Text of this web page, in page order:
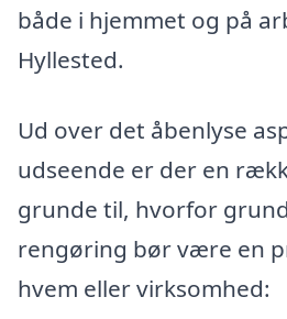
både i hjemmet og på
Hyllested.
Ud over det åbenlyse
udseende er der en
grunde til, hvorfor
rengøring bør være en
hvem eller virksomhed: